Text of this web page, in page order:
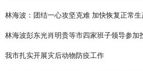
林海波：团结一心攻坚克难 加快恢复正常生
林海波彭东光肖明贵等市四家班子领导参加
我市扎实开展灾后动物防疫工作